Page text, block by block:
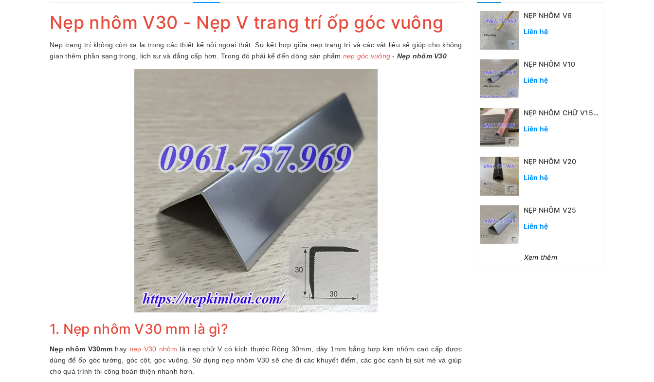
Nẹp nhôm V30 - Nẹp V trang trí ốp góc vuông
Nẹp trang trí không còn xa lạ trong các thiết kế nội ngoại thất. Sự kết hợp giữa nẹp trang trí và các vật liệu sẽ giúp cho không
gian thêm phần sang trọng, lịch sự và đẳng cấp hơn. Trong đó phải kể đến dòng sản phẩm nẹp góc vuông - Nẹp nhôm V30
1. Nẹp nhôm V30 mm là gì?
Nẹp nhôm V30mmhay nẹp V30 nhôm là nẹp chữ V có kích thước Rộng 30mm, dày 1mm bằng hợp kim nhôm cao cấp được
dùng để ốp góc tường, góc cột, góc vuông. Sử dụng nẹp nhôm V30 sẽ che đi các khuyết điểm, các góc cạnh bị sứt mẻ và giúp
cho quá trình thi công hoàn thiện nhanh hơn.
NẸP NHÔM V6
Liên hệ
NẸP NHÔM V10
Liên hệ
NẸP NHÔM CHỮ V15MM
Liên hệ
NẸP NHÔM V20
Liên hệ
NẸP NHÔM V25
Liên hệ
Xem thêm